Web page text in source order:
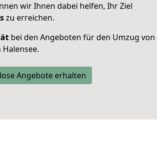
wir Ihnen dabei helfen, Ihr Ziel
zu erreichen.
bei den Angeboten für den Umzug von
Angebote erhalten